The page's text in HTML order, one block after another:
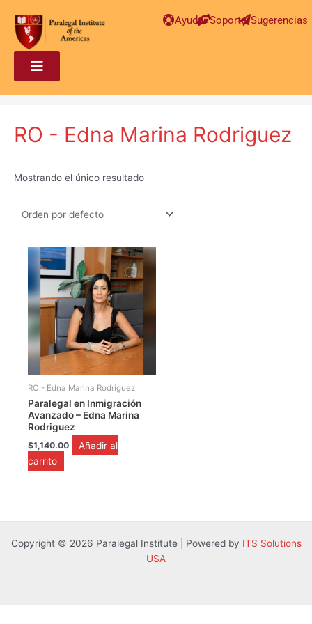
Ayuda Soporte Sugerencias
RO - Edna Marina Rodriguez
Mostrando el único resultado
RO - Edna Marina Rodriguez
Paralegal en Inmigración
Avanzado – Edna Marina
Rodriguez
$1,140.00
Añadir al
carrito
Copyright © 2026 Paralegal Institute | Powered by ITS Solutions
USA